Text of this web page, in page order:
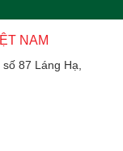
NAM
87 Láng Hạ,